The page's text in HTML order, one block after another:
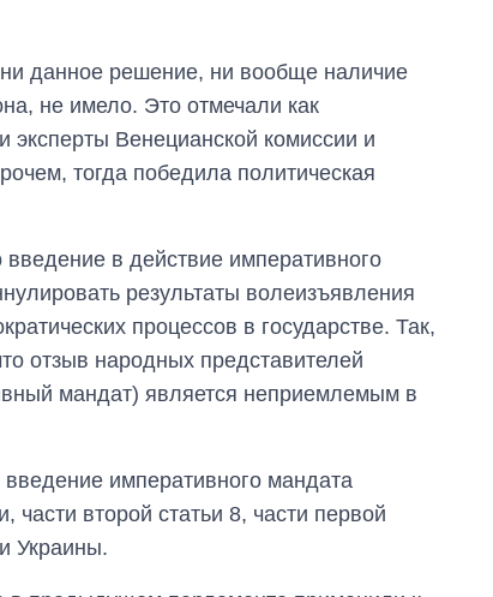
данное решение, ни вообще наличие
не имело. Это отмечали как
эксперты Венецианской комиссии и
тогда победила политическая
в действие императивного
результаты волеизъявления
процессов в государстве. Так,
отзыв народных представителей
мандат) является неприемлемым в
императивного мандата
части второй статьи 8, части первой
Украины.